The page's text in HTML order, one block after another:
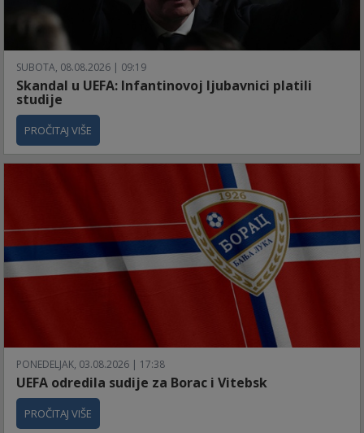
SUBOTA, 08.08.2026 | 09:19
Skandal u UEFA: Infantinovoj ljubavnici platili
studije
PROČITAJ VIŠE
PONEDELJAK, 03.08.2026 | 17:38
UEFA odredila sudije za Borac i Vitebsk
PROČITAJ VIŠE